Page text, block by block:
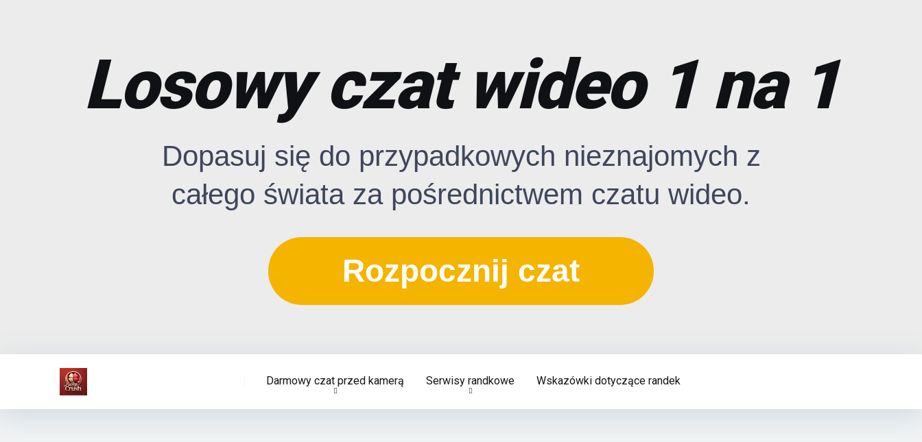
Losowy czat wideo 1 na 1
Dopasuj się do przypadkowych nieznajomych z
całego świata za pośrednictwem czatu wideo.
Rozpocznij czat
Darmowy czat przed kamerą Serwisy randkowe Wskazówki dotyczące randek